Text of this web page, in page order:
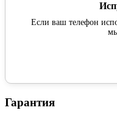
Если ваш телефон
Гарантия